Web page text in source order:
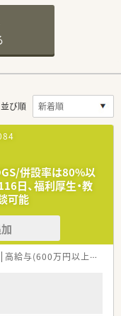
並び順
併設率は80%以
日、福利厚生・教
可能
高給与(600万円以上)